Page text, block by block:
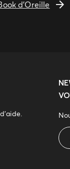
d'Oreille